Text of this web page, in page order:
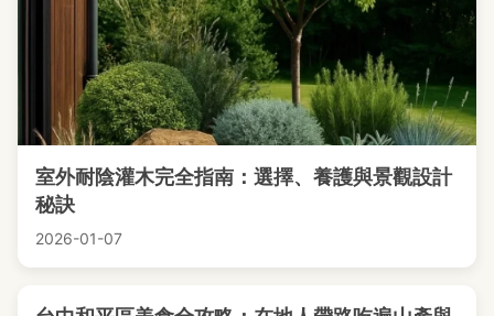
室外耐陰灌木完全指南：選擇、養護與景觀設計
秘訣
2026-01-07